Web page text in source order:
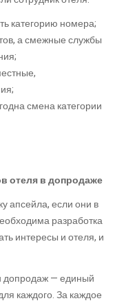
категорию номера;
а смежные службы
смена категории
отеля в допродаже
апсейла, если они в
разработка
интересы и отеля, и
допродаж — единый
каждого. За каждое